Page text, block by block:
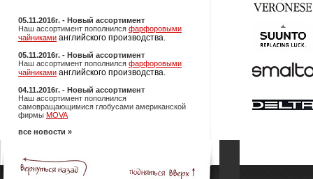
05.11.2016г. - Новый ассортимент
Наш ассортимент пополнился фарфоровыми
чайниками английского производства.
05.11.2016г. - Новый ассортимент
Наш ассортимент пополнился фарфоровыми
чайниками английского производства.
04.11.2016г. - Новый ассортимент
Наш ассортимент пополнился
самовращающимися глобусами американской
фирмы MOVA
все новости »